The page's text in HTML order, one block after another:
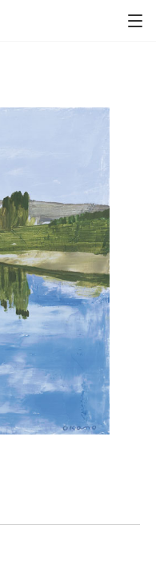
作品一覧
カタログ
スケジュール
会社案内
ブログ